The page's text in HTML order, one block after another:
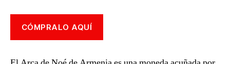
CÓMPRALO AQUÍ